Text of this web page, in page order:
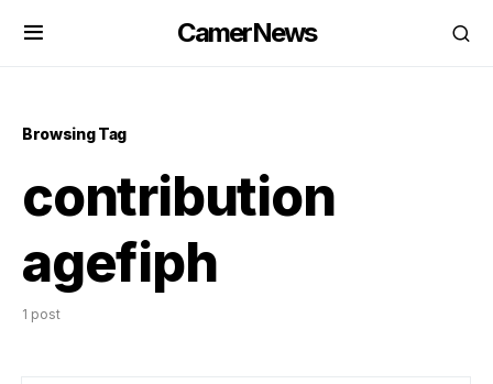
CamerNews
Browsing Tag
contribution
agefiph
1 post